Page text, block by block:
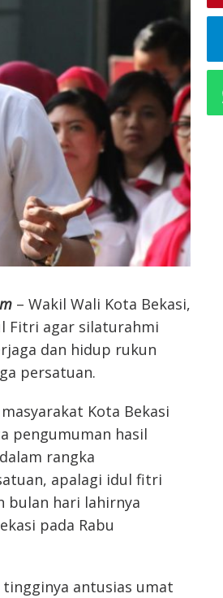
– Wakil Wali Kota Bekasi,
Fitri agar silaturahmi
dan hidup rukun
persatuan.
Kota Bekasi
pengumuman hasil
rangka
apalagi idul fitri
bulan hari lahirnya
pada Rabu
antusias umat